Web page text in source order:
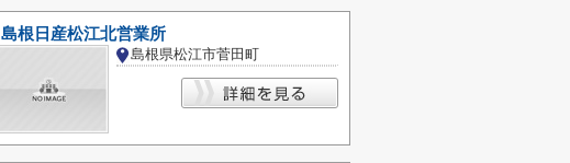
島根日産松江北営業所
島根県松江市菅田町